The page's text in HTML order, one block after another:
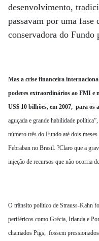
desenvolvimento,
passavam por uma fase
conservadora do Fundo
Mas a crise financeira
poderes extraordinários ao FMI e
US$ 10 bilhões, em 2007, para os
aguçada e grande habilidade
número três do Fundo até dois
Febraban no Brasil. ?Claro que a
injeção de recursos que não ocorria
O trânsito político de Strauss-Kahn
periféricos como Grécia, Irlanda e
chamados Pigs, fossem